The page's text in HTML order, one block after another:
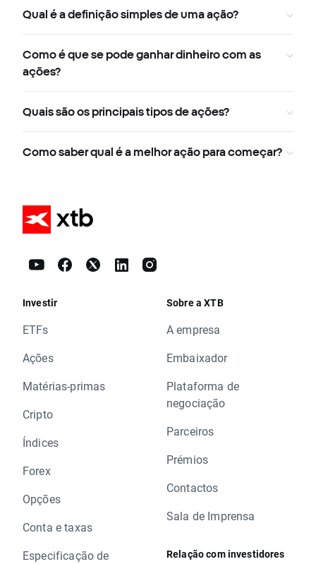
Qual é a definição simples de uma ação?
Como é que se pode ganhar dinheiro com as
ações?
Quais são os principais tipos de ações?
Como saber qual é a melhor ação para começar?
Investir
ETFs
Ações
Matérias-primas
Cripto
Índices
Forex
Opções
Conta e taxas
Especificação de
Sobre a XTB
A empresa
Embaixador
Plataforma de
negociação
Parceiros
Prémios
Contactos
Sala de Imprensa
Relação com investidores